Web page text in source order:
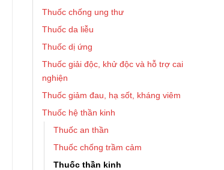
Thuốc chống ung thư
Thuốc da liễu
Thuốc dị ứng
Thuốc giải độc, khử độc và hỗ trợ cai
nghiện
Thuốc giảm đau, hạ sốt, kháng viêm
Thuốc hệ thần kinh
Thuốc an thần
Thuốc chống trầm cảm
Thuốc thần kinh